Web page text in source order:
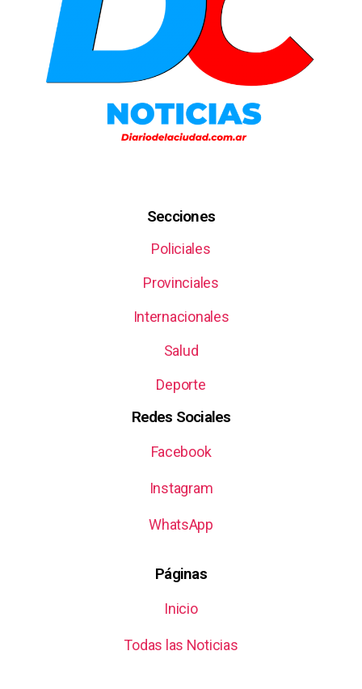
Secciones
Policiales
Provinciales
Internacionales
Salud
Deporte
Redes Sociales
Facebook
Instagram
WhatsApp
Páginas
Inicio
Todas las Noticias